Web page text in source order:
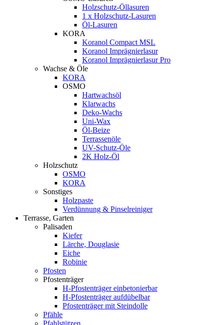
Holzschutz-Öllasuren
1 x Holzschutz-Lasuren
Öl-Lasuren
KORA
Koranol Compact MSL
Koranol Imprägnierlasur
Koranol Imprägnierlasur Pro
Wachse & Öle
KORA
OSMO
Hartwachsöl
Klarwachs
Deko-Wachs
Uni-Wax
Öl-Beize
Terrassenöle
UV-Schutz-Öle
2K Holz-Öl
Holzschutz
OSMO
KORA
Sonstiges
Holzpaste
Verdünnung & Pinselreiniger
Terrasse, Garten
Palisaden
Kiefer
Lärche, Douglasie
Eiche
Robinie
Pfosten
Pfostenträger
H-Pfostenträger einbetonierbar
H-Pfostenträger aufdübelbar
Pfostenträger mit Steindolle
Pfähle
Pfahlstützen